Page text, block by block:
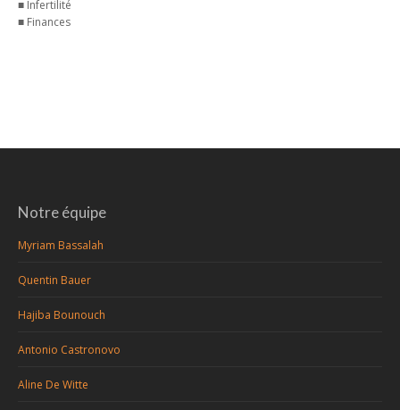
■ Infertilité
■ Finances
Notre équipe
Myriam Bassalah
Quentin Bauer
Hajiba Bounouch
Antonio Castronovo
Aline De Witte